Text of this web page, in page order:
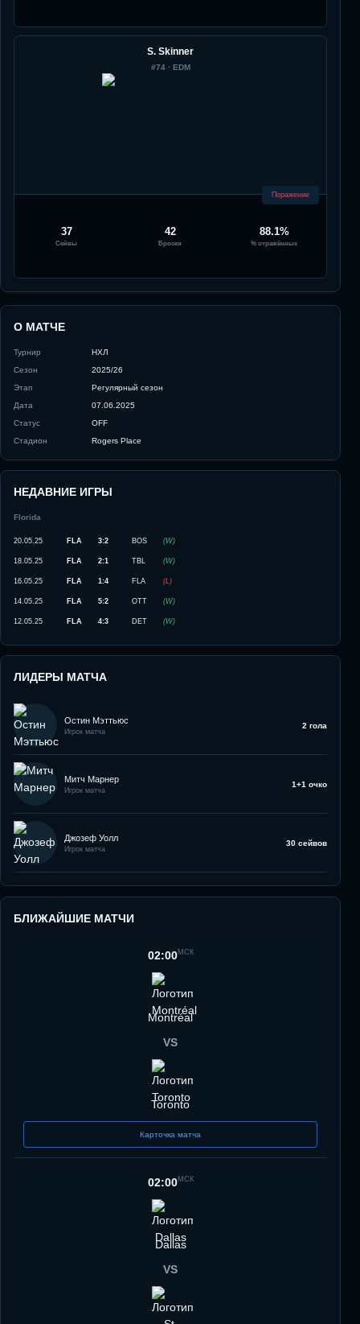
S. Skinner
#74· EDM
Поражение
37
Сейвы
42
Броски
88.1%
% отражённых
О МАТЧЕ
Турнир
НХЛ
Сезон
2025/26
Этап
Регулярный сезон
Дата
07.06.2025
Статус
OFF
Стадион
Rogers Place
НЕДАВНИЕ ИГРЫ
Florida
20.05.25 FLA 3:2 BOS (W)
18.05.25 FLA 2:1 TBL (W)
16.05.25 FLA 1:4 FLA (L)
14.05.25 FLA 5:2 OTT (W)
12.05.25 FLA 4:3 DET (W)
ЛИДЕРЫ МАТЧА
Остин Мэттьюс
Игрок матча
2 гола
Митч Марнер
Игрок матча
1+1 очко
Джозеф Уолл
Игрок матча
30 сейвов
БЛИЖАЙШИЕ МАТЧИ
02:00МСК
Montréal
VS
Toronto
Карточка матча
02:00МСК
Dallas
VS